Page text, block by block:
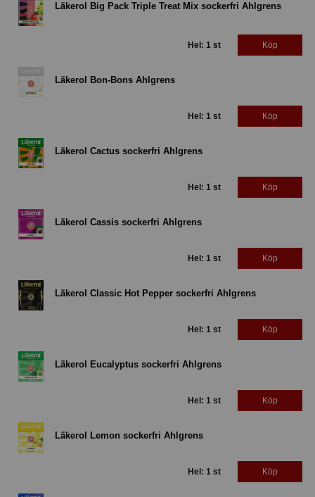
Läkerol Big Pack Triple Treat Mix sockerfri Ahlgrens
Hel: 1 st Köp
Läkerol Bon-Bons Ahlgrens
Hel: 1 st Köp
Läkerol Cactus sockerfri Ahlgrens
Hel: 1 st Köp
Läkerol Cassis sockerfri Ahlgrens
Hel: 1 st Köp
Läkerol Classic Hot Pepper sockerfri Ahlgrens
Hel: 1 st Köp
Läkerol Eucalyptus sockerfri Ahlgrens
Hel: 1 st Köp
Läkerol Lemon sockerfri Ahlgrens
Hel: 1 st Köp